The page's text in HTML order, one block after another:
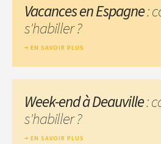
Vacances en Espagne:
s'habiller ?
EN SAVOIR PLUS
Week-end à Deauville:
s'habiller ?
EN SAVOIR PLUS